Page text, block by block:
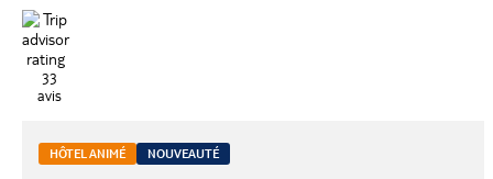
33
avis
HÔTEL ANIMÉ NOUVEAUTÉ